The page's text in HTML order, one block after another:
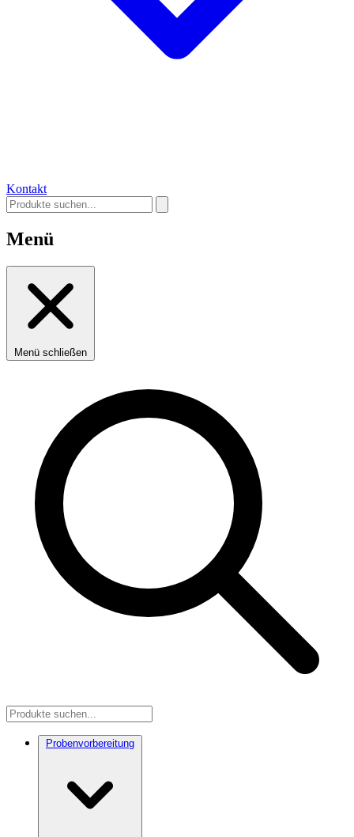
Kontakt
Menü
Menü schließen
Probenvorbereitung